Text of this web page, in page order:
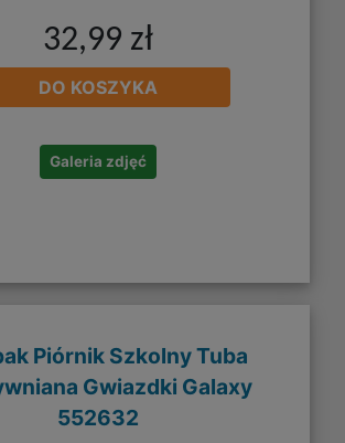
32,99 zł
DO KOSZYKA
Galeria zdjęć
Piórnik Szkolny Tuba
Gwiazdki Galaxy
552632